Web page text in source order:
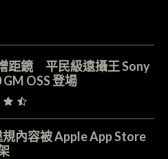
距鏡 平民級遠攝王 Sony
OSS 登場
內容被 Apple App Store